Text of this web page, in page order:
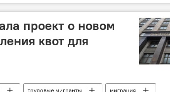
тестирования Узбекистана
проект о новом
квот для
трудовые мигранты
миграция